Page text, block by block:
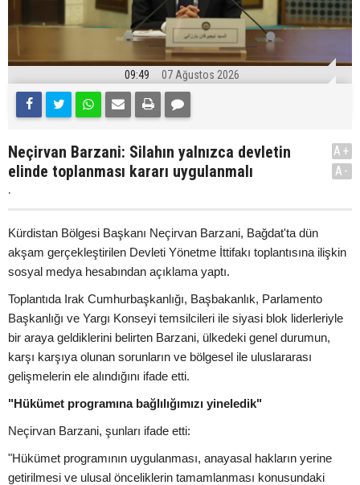
09:49 07 Ağustos 2026
Neçirvan Barzani: Silahın yalnızca devletin
elinde toplanması kararı uygulanmalı
.
A+
A-
Kürdistan Bölgesi Başkanı Neçirvan Barzani, Bağdat'ta dün
akşam gerçekleştirilen Devleti Yönetme İttifakı toplantısına ilişkin
sosyal medya hesabından açıklama yaptı.
Toplantıda Irak Cumhurbaşkanlığı, Başbakanlık, Parlamento
Başkanlığı ve Yargı Konseyi temsilcileri ile siyasi blok liderleriyle
bir araya geldiklerini belirten Barzani, ülkedeki genel durumun,
karşı karşıya olunan sorunların ve bölgesel ile uluslararası
gelişmelerin ele alındığını ifade etti.
"Hükümet programına bağlılığımızı yineledik"
Neçirvan Barzani, şunları ifade etti:
"Hükümet programının uygulanması, anayasal hakların yerine
getirilmesi ve ulusal önceliklerin tamamlanması konusundaki